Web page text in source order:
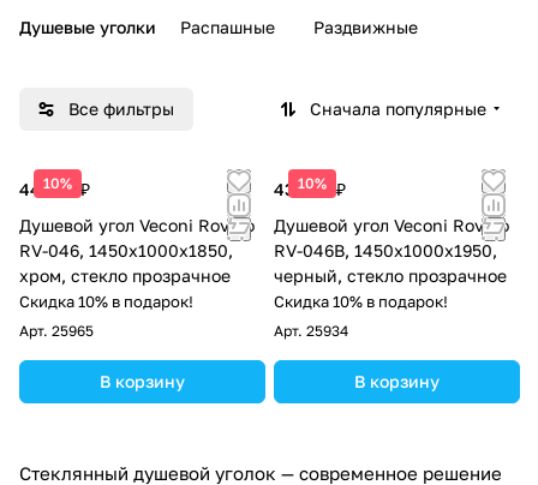
Душевые уголки Распашные Раздвижные
Все фильтры Сначала популярные
10%
44 169 ₽
Душевой угол Veconi Rovigo
RV-046, 1450х1000х1850,
хром, стекло прозрачное
Скидка 10% в подарок!
Арт. 25965
В корзину
10%
43 469 ₽
Душевой угол Veconi Rovigo
RV-046B, 1450х1000х1950,
черный, стекло прозрачное
Скидка 10% в подарок!
Арт. 25934
В корзину
Стеклянный душевой уголок — современное решение